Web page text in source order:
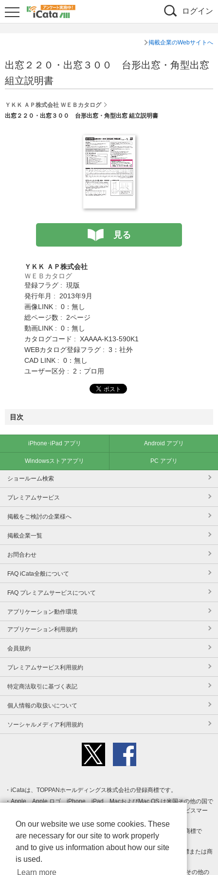
ログイン
掲載企業のWebサイトへ
出窓２２０・出窓３００ 台形出窓・角型出窓
組立説明書
ＹＫＫ ＡＰ株式会社 ＷＥＢカタログ
出窓２２０・出窓３００ 台形出窓・角型出窓 組立説明書
見る
ＹＫＫ ＡＰ株式会社
ＷＥＢカタログ
登録フラグ : 現版
発行年月 : 2013年9月
画像LINK : 0：無し
総ページ数 : 2ページ
動画LINK : 0：無し
カタログコード : XAAAA-K13-590K1
WEBカタログ登録フラグ : 3：社外
CAD LINK : 0：無し
ユーザー区分 : 2：プロ用
目次
iPhone･iPad アプリ Android アプリ
Windowsストアアプリ PC アプリ
ショールーム検索
プレミアムサービス
掲載をご検討の企業様へ
掲載企業一覧
お問合わせ
FAQ iCata全般について
FAQ プレミアムサービスについて
アプリケーション動作環境
アプリケーション利用規約
会員規約
プレミアムサービス利用規約
特定商法取引に基づく表記
個人情報の取扱いについて
ソーシャルメディア利用規約
iCataは、TOPPANホールディングス株式会社の登録商標です。
Apple、Apple ロゴ、iPhone、iPad、MacおよびMac OS は米国その他の国で
登録された Apple Inc. の商標です。App Store は Apple Inc. のサービスマー
クです。
Android、Google Play および Google Play ロゴ は Google LLC の商標で
す。
Windows は Microsoft Inc.の米国およびその他の国における登録商標または商
標です。
Adobe、Adobe Reader、Adobe PDF は、Adobe Inc.の米国およびその他の
On our website we use some cookies. These
are necessary for our site to work properly
and to give us information about how our site
is used.
Learn more